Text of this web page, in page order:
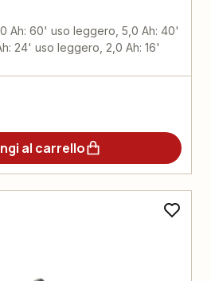
Ah: 60' uso leggero, 5,0 Ah: 40'
24' uso leggero, 2,0 Ah: 16'
al carrello